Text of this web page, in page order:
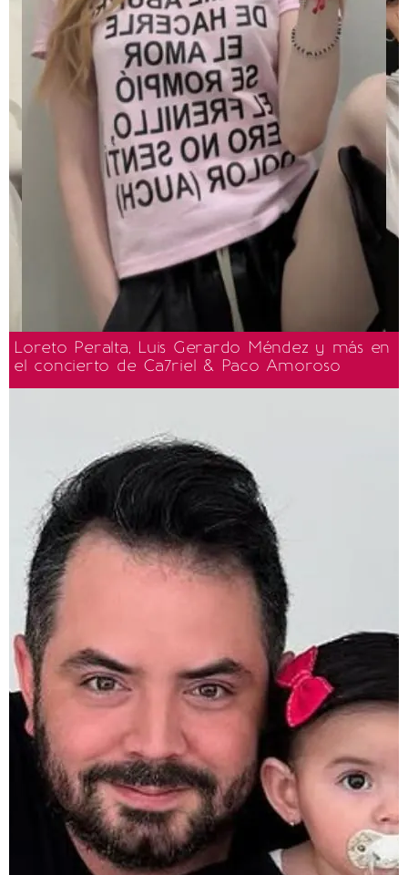
Loreto Peralta, Luis Gerardo Méndez y más en
el concierto de Ca7riel & Paco Amoroso